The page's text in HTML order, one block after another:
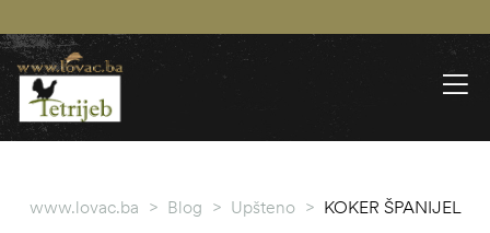
www.lovac.ba > Blog > Upšteno > KOKER ŠPANIJEL